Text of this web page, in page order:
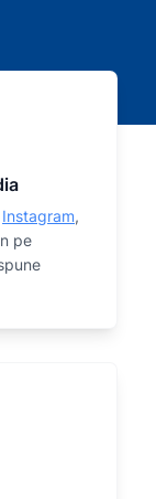
Instagram,
pe